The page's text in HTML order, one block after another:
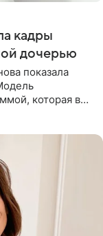
кадры
дочерью
показала
которая в